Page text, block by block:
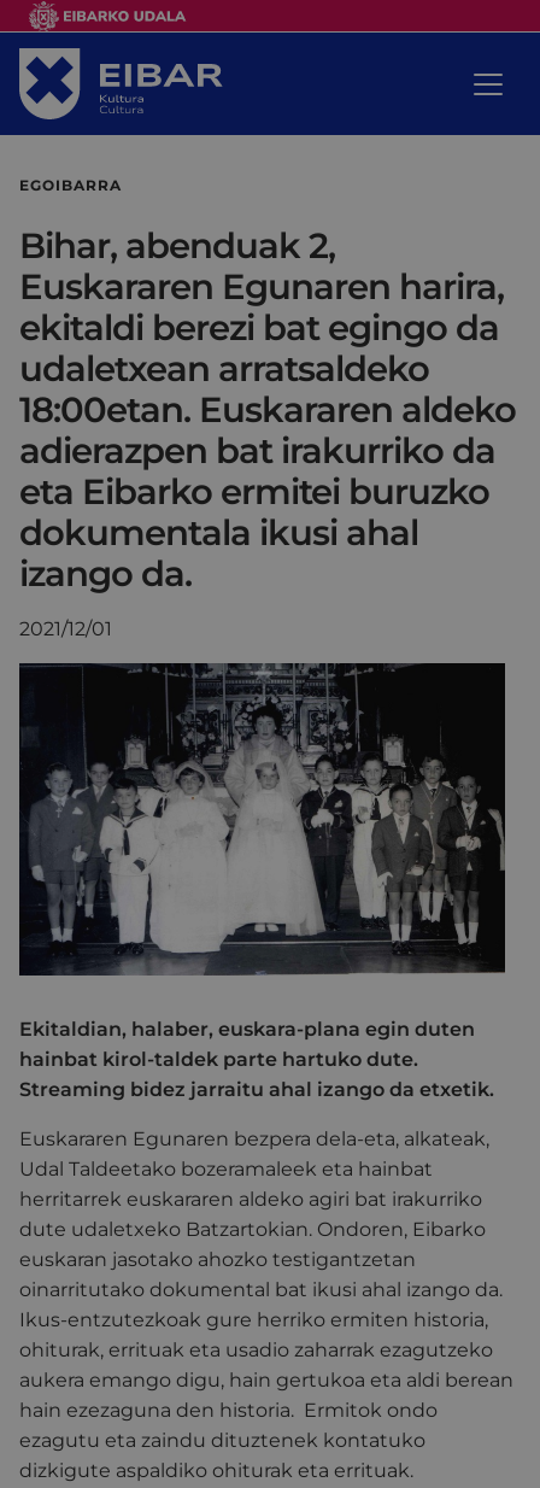
EGOIBARRA
Bihar, abenduak 2,
Euskararen Egunaren harira,
ekitaldi berezi bat egingo da
udaletxean arratsaldeko
18:00etan. Euskararen aldeko
adierazpen bat irakurriko da
eta Eibarko ermitei buruzko
dokumentala ikusi ahal
izango da.
2021/12/01
Ekitaldian, halaber, euskara-plana egin duten
hainbat kirol-taldek parte hartuko dute.
Streaming bidez jarraitu ahal izango da etxetik.
Euskararen Egunaren bezpera dela-eta, alkateak,
Udal Taldeetako bozeramaleek eta hainbat
herritarrek euskararen aldeko agiri bat irakurriko
dute udaletxeko Batzartokian. Ondoren, Eibarko
euskaran jasotako ahozko testigantzetan
oinarritutako dokumental bat ikusi ahal izango da.
Ikus-entzutezkoak gure herriko ermiten historia,
ohiturak, errituak eta usadio zaharrak ezagutzeko
aukera emango digu, hain gertukoa eta aldi berean
hain ezezaguna den historia. Ermitok ondo
ezagutu eta zaindu dituztenek kontatuko
dizkigute aspaldiko ohiturak eta errituak.